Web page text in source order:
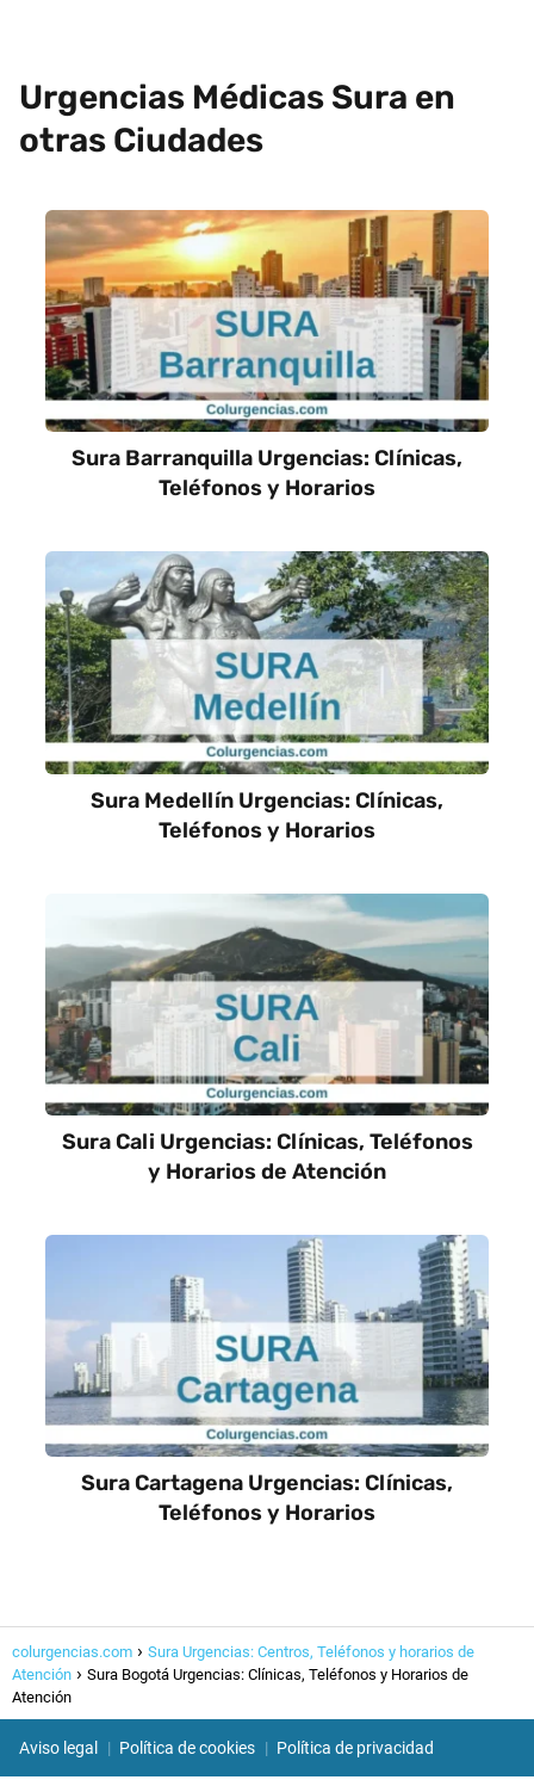
Urgencias Médicas Sura en
otras Ciudades
Sura Barranquilla Urgencias: Clínicas,
Teléfonos y Horarios
Sura Medellín Urgencias: Clínicas,
Teléfonos y Horarios
Sura Cali Urgencias: Clínicas, Teléfonos
y Horarios de Atención
Sura Cartagena Urgencias: Clínicas,
Teléfonos y Horarios
colurgencias.com
Sura Urgencias: Centros, Teléfonos y horarios de
Atención
Sura Bogotá Urgencias: Clínicas, Teléfonos y Horarios de
Atención
Aviso legal Política de cookies Política de privacidad